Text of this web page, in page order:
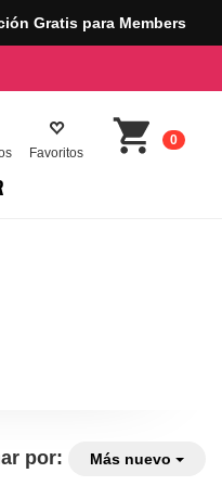
Gratis para Members
Favoritos
0
por: Más nuevo